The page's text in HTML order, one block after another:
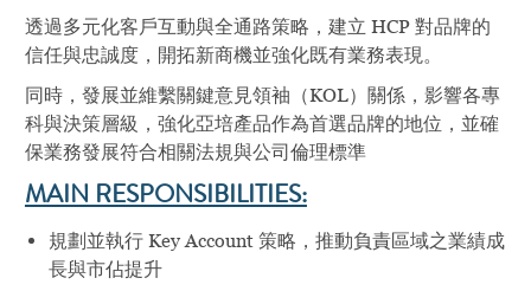
透過多元化客戶互動與全通路策略，建立 HCP 對品牌的
信任與忠誠度，開拓新商機並強化既有業務表現。
同時，發展並維繫關鍵意見領袖（KOL）關係，影響各專
科與決策層級，強化亞培產品作為首選品牌的地位，並確
保業務發展符合相關法規與公司倫理標準
MAIN RESPONSIBILITIES:
規劃並執行 Key Account 策略，推動負責區域之業績成
長與市佔提升